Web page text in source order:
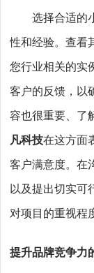
选择合适的
性和经验。查看
您行业相关的实
客户的反馈，以
容也很重要、了
凡科技在这方面
客户满意度。在
以及提出切实可
对项目的重视程
提升品牌竞争力